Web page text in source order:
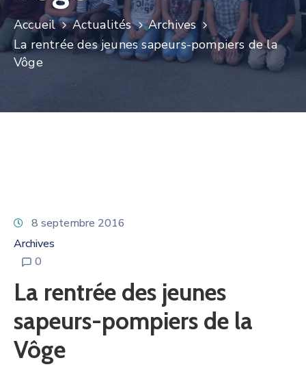
Enfance
Accueil Actualités
Archives
La rentrée des jeunes sapeurs-pompiers de la
Vôge
8 septembre 2016
Archives
0
La rentrée des jeunes
sapeurs-pompiers de la
Vôge